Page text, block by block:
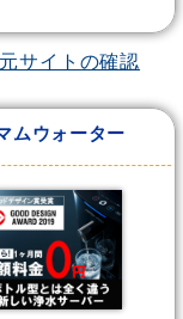
サイトの確認
ムウォーター